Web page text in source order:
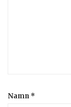
Namn *